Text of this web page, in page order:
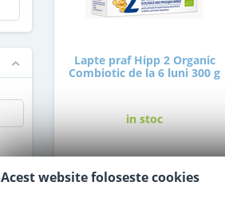
Lapte praf Hipp 2 Organic
Combiotic de la 6 luni 300 g
in stoc
37 Lei
Acest website foloseste cookies